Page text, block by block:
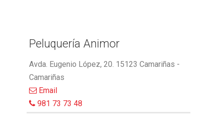
Peluquería Animor
Avda. Eugenio López, 20. 15123 Camariñas -
Camariñas
Email
981 73 73 48